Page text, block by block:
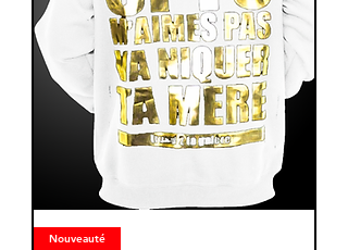
Nouveauté